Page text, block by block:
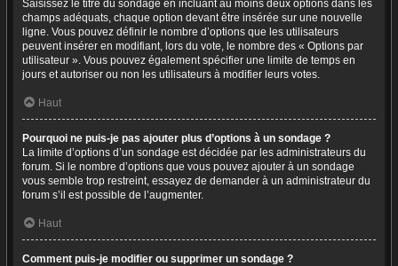
Saisissez le titre du sondage en incluant au moins deux options dans les
champs adéquats, chaque option devant être insérée sur une nouvelle
ligne. Vous pouvez définir le nombre d’options que les utilisateurs
peuvent insérer en modifiant, lors du vote, le nombre des « Options par
utilisateur ». Vous pouvez également spécifier une limite de temps en
jours et autoriser ou non les utilisateurs à modifier leurs votes.
Haut
Pourquoi ne puis-je pas ajouter plus d’options à un sondage ?
La limite d’options d’un sondage est décidée par les administrateurs du
forum. Si le nombre d’options que vous pouvez ajouter à un sondage
vous semble trop restreint, essayez de demander à un administrateur du
forum s’il est possible de l’augmenter.
Haut
Comment puis-je modifier ou supprimer un sondage ?